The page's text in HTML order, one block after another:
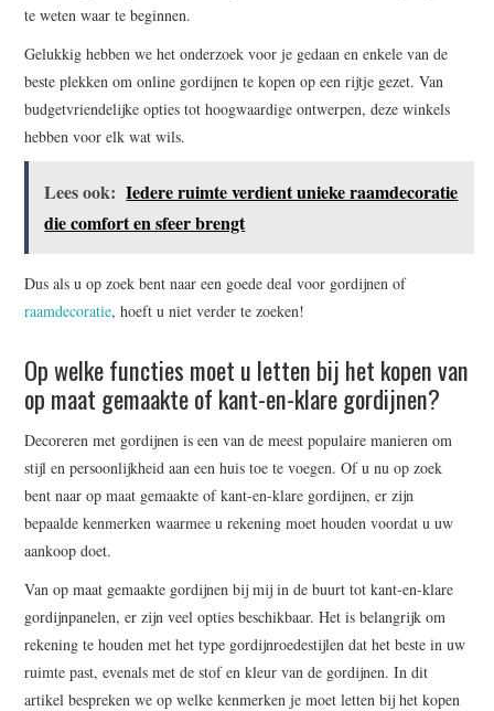
te weten waar te beginnen.
Gelukkig hebben we het onderzoek voor je gedaan en enkele van de
beste plekken om online gordijnen te kopen op een rijtje gezet. Van
budgetvriendelijke opties tot hoogwaardige ontwerpen, deze winkels
hebben voor elk wat wils.
Lees ook: Iedere ruimte verdient unieke raamdecoratie
die comfort en sfeer brengt
Dus als u op zoek bent naar een goede deal voor gordijnen of
raamdecoratie, hoeft u niet verder te zoeken!
Op welke functies moet u letten bij het kopen van
op maat gemaakte of kant-en-klare gordijnen?
Decoreren met gordijnen is een van de meest populaire manieren om
stijl en persoonlijkheid aan een huis toe te voegen. Of u nu op zoek
bent naar op maat gemaakte of kant-en-klare gordijnen, er zijn
bepaalde kenmerken waarmee u rekening moet houden voordat u uw
aankoop doet.
Van op maat gemaakte gordijnen bij mij in de buurt tot kant-en-klare
gordijnpanelen, er zijn veel opties beschikbaar. Het is belangrijk om
rekening te houden met het type gordijnroedestijlen dat het beste in uw
ruimte past, evenals met de stof en kleur van de gordijnen. In dit
artikel bespreken we op welke kenmerken je moet letten bij het kopen